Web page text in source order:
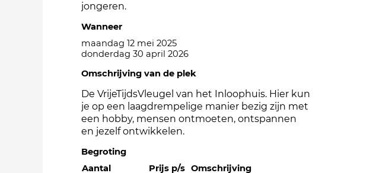
jongeren.
Wanneer
maandag 12 mei 2025
donderdag 30 april 2026
Omschrijving van de plek
De VrijeTijdsVleugel van het Inloophuis. Hier kun
je op een laagdrempelige manier bezig zijn met
een hobby, mensen ontmoeten, ontspannen
en jezelf ontwikkelen.
Begroting
Aantal
Prijs p/s Omschrijving